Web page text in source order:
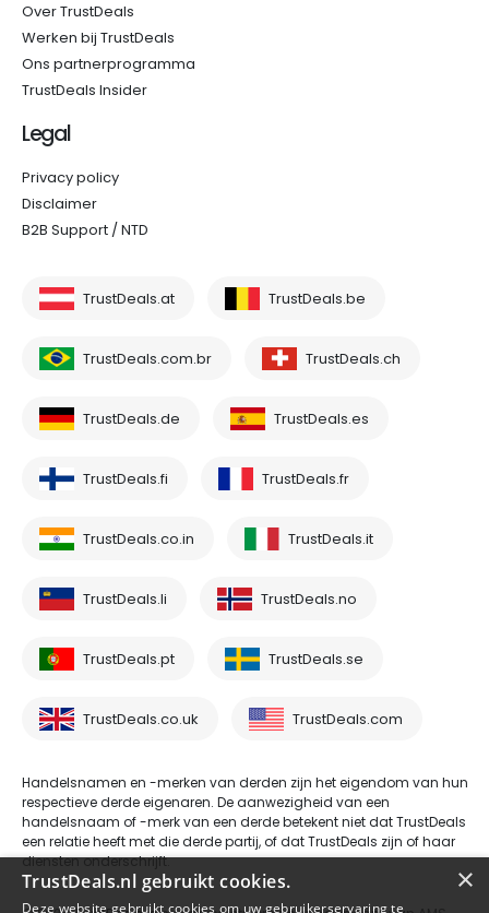
Over TrustDeals
Werken bij TrustDeals
Ons partnerprogramma
TrustDeals Insider
Legal
Privacy policy
Disclaimer
B2B Support / NTD
TrustDeals.at TrustDeals.be
TrustDeals.com.br TrustDeals.ch
TrustDeals.de TrustDeals.es
TrustDeals.fi TrustDeals.fr
TrustDeals.co.in TrustDeals.it
TrustDeals.li TrustDeals.no
TrustDeals.pt TrustDeals.se
TrustDeals.co.uk TrustDeals.com
Handelsnamen en -merken van derden zijn het eigendom van hun
respectieve derde eigenaren. De aanwezigheid van een
handelsnaam of -merk van een derde betekent niet dat TrustDeals
een relatie heeft met die derde partij, of dat TrustDeals zijn of haar
diensten onderschrijft.
×
TrustDeals.nl gebruikt cookies.
Deze website gebruikt cookies om uw gebruikerservaring te